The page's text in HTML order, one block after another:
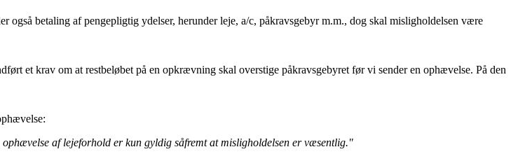
betaling af pengepligtig ydelser, herunder leje, a/c, påkravsgebyr m.m., dog skal misligholdelsen være
et krav om at restbeløbet på en opkrævning skal overstige påkravsgebyret før vi sender en ophævelse. På den
af lejeforhold er kun gyldig såfremt at misligholdelsen er væsentlig."